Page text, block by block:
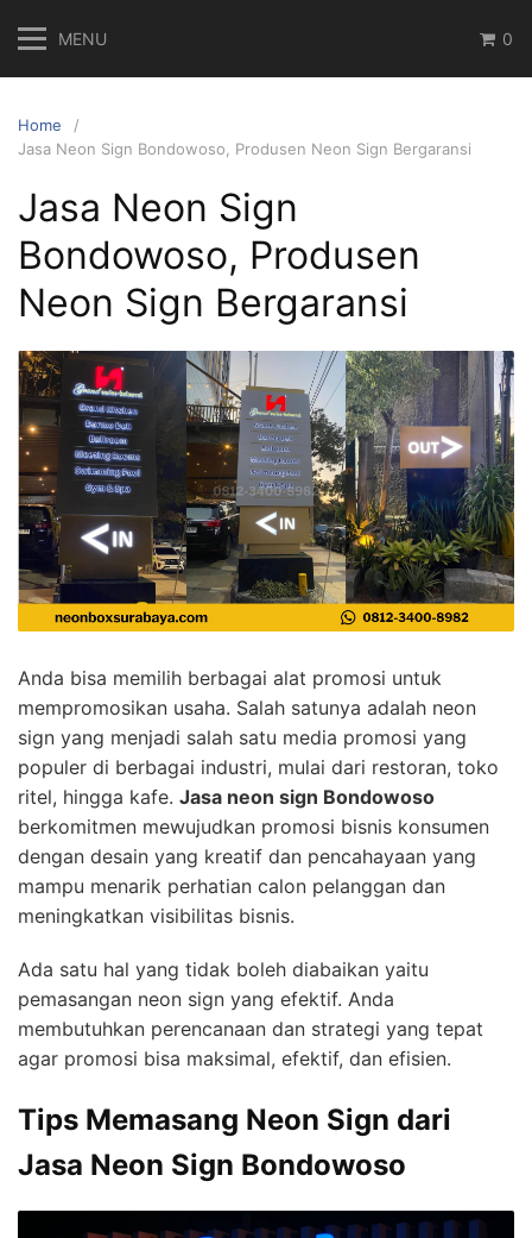
content
MENU 0
Home
Jasa Neon Sign Bondowoso, Produsen Neon Sign Bergaransi
Jasa Neon Sign
Bondowoso, Produsen
Neon Sign Bergaransi
Anda bisa memilih berbagai alat promosi untuk
mempromosikan usaha. Salah satunya adalah neon
sign yang menjadi salah satu media promosi yang
populer di berbagai industri, mulai dari restoran, toko
ritel, hingga kafe. Jasa neon sign Bondowoso
berkomitmen mewujudkan promosi bisnis konsumen
dengan desain yang kreatif dan pencahayaan yang
mampu menarik perhatian calon pelanggan dan
meningkatkan visibilitas bisnis.
Ada satu hal yang tidak boleh diabaikan yaitu
pemasangan neon sign yang efektif. Anda
membutuhkan perencanaan dan strategi yang tepat
agar promosi bisa maksimal, efektif, dan efisien.
Tips Memasang Neon Sign dari
Jasa Neon Sign Bondowoso